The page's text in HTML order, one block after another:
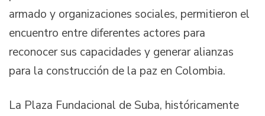
armado y organizaciones sociales, permitieron el
encuentro entre diferentes actores para
reconocer sus capacidades y generar alianzas
para la construcción de la paz en Colombia.
La Plaza Fundacional de Suba, históricamente